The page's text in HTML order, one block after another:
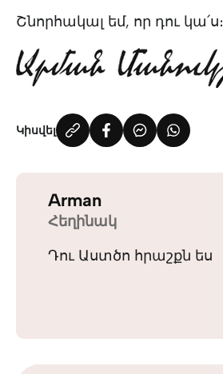
Շնորհակալ եմ, որ դու կա՛ս։
Կիսվել
Arman
Հեղինակ
Դու Աստծո հրաշքն ես